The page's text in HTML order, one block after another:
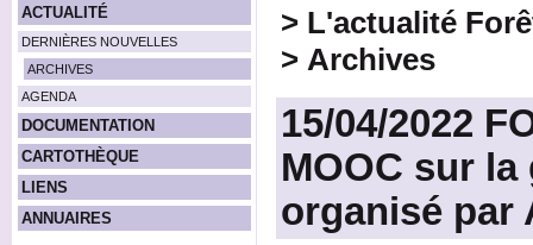
ACTUALITÉ
DERNIÈRES NOUVELLES
ARCHIVES
AGENDA
DOCUMENTATION
CARTOTHÈQUE
LIENS
ANNUAIRES
> L'actualité
> Archives
15/04/2022
MOOC sur
organisé par